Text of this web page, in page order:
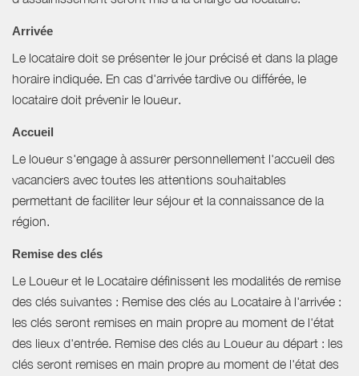
Arrivée
Le locataire doit se présenter le jour précisé et dans la plage
horaire indiquée. En cas d'arrivée tardive ou différée, le
locataire doit prévenir le loueur.
Accueil
Le loueur s'engage à assurer personnellement l'accueil des
vacanciers avec toutes les attentions souhaitables
permettant de faciliter leur séjour et la connaissance de la
région.
Remise des clés
Le Loueur et le Locataire définissent les modalités de remise
des clés suivantes : Remise des clés au Locataire à l'arrivée :
les clés seront remises en main propre au moment de l'état
des lieux d'entrée. Remise des clés au Loueur au départ : les
clés seront remises en main propre au moment de l'état des